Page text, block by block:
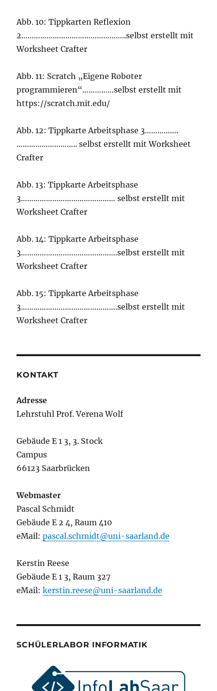
Abb. 10: Tippkarten Reflexion
2…………………………………………..selbst erstellt mit
Worksheet Crafter
Abb. 11: Scratch „Eigene Roboter
programmieren“……………selbst erstellt mit
https://scratch.mit.edu/
Abb. 12: Tippkarte Arbeitsphase 3…………….
……………………….. selbst erstellt mit Worksheet
Crafter
Abb. 13: Tippkarte Arbeitsphase
3……………………………………… selbst erstellt mit
Worksheet Crafter
Abb. 14: Tippkarte Arbeitsphase
3……………………………………….selbst erstellt mit
Worksheet Crafter
Abb. 15: Tippkarte Arbeitsphase
3……………………………………….selbst erstellt mit
Worksheet Crafter
KONTAKT
Adresse
Lehrstuhl Prof. Verena Wolf
Gebäude E 1 3, 3. Stock
Campus
66123 Saarbrücken
Webmaster
Pascal Schmidt
Gebäude E 2 4, Raum 410
eMail:pascal.schmidt@uni-saarland.de
Kerstin Reese
Gebäude E 1 3, Raum 327
eMail:kerstin.reese@uni-saarland.de
SCHÜLERLABOR INFORMATIK